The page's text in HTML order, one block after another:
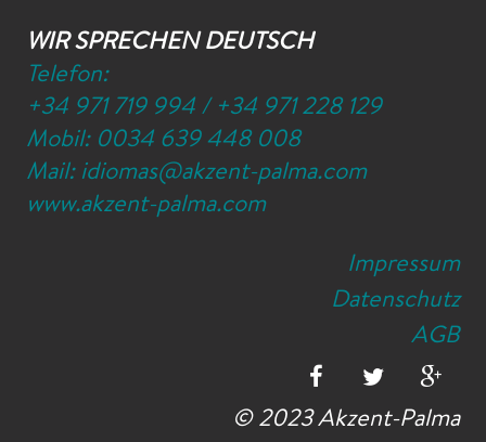
WIR SPRECHEN DEUTSCH
Telefon:
+34 971 719 994 / +34 971 228 129
Mobil: 0034 639 448 008
Mail: idiomas@akzent-palma.com
www.akzent-palma.com
Impressum
Datenschutz
AGB
© 2023 Akzent-Palma